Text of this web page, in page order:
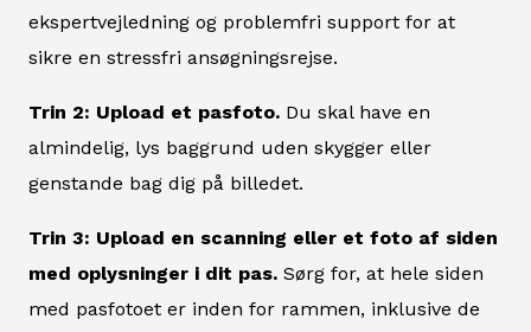
ekspertvejledning og problemfri support for at
sikre en stressfri ansøgningsrejse.
Trin 2: Upload et pasfoto. Du skal have en
almindelig, lys baggrund uden skygger eller
genstande bag dig på billedet.
Trin 3: Upload en scanning eller et foto af siden
med oplysninger i dit pas. Sørg for, at hele siden
med pasfotoet er inden for rammen, inklusive de